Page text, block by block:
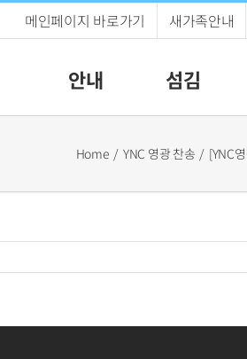
메인페이지 바로가기 새가족안내
안내 섬김
Home YNC 영광 찬송 [YNC